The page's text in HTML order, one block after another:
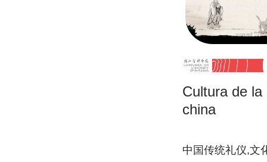
Cultura de
china
中国传统礼仪,文